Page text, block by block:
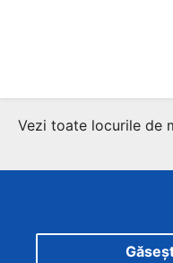
Vezi toate locurile de